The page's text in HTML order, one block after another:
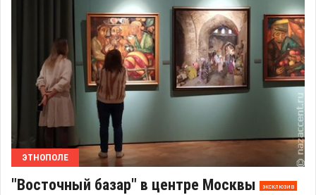
ЭТНОПОЛЕ
"Восточный базар" в центре Москвы эксклюзив